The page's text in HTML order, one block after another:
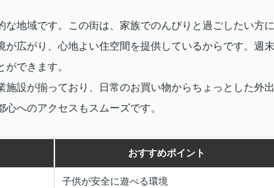
地域です。この街は、家族でのんびりと過ごしたい方に
広がり、心地よい住空間を提供しているからです。週末
できます。
設が揃っており、日常のお買い物からちょっとした外出
へのアクセスもスムーズです。
おすすめポイント
子供が安全に遊べる環境